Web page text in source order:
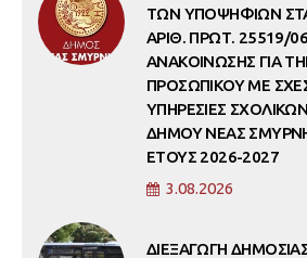
ΤΩΝ ΥΠΟΨΗΦΙΩΝ ΣΤΑ
ΑΡΙΘ. ΠΡΩΤ. 25519/
ΑΝΑΚΟΙΝΩΣΗΣ ΓΙΑ
ΠΡΟΣΩΠΙΚΟΥ ΜΕ
ΥΠΗΡΕΣΙΕΣ
ΔΗΜΟΥ ΝΕΑΣ
ΕΤΟΥΣ 2026-2027
3.08.2026
ΔΙΕΞΑΓΩΓΗ